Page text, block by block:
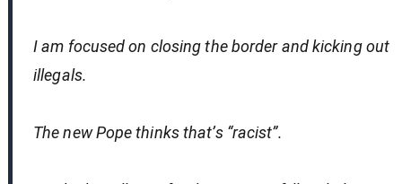
I am focused on closing the border and kicking out
illegals.
The new Pope thinks that’s “racist”.